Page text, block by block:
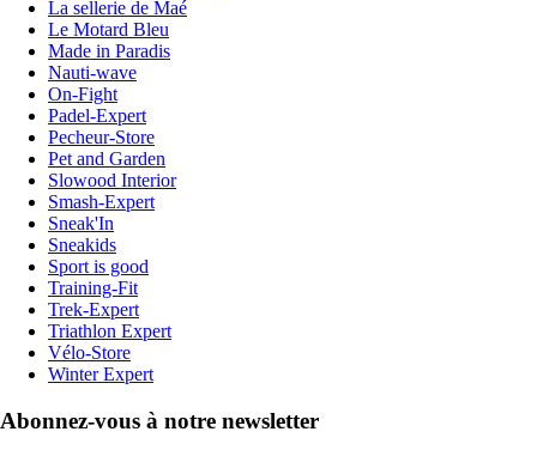
La sellerie de Maé
Le Motard Bleu
Made in Paradis
Nauti-wave
On-Fight
Padel-Expert
Pecheur-Store
Pet and Garden
Slowood Interior
Smash-Expert
Sneak'In
Sneakids
Sport is good
Training-Fit
Trek-Expert
Triathlon Expert
Vélo-Store
Winter Expert
Abonnez-vous à notre newsletter